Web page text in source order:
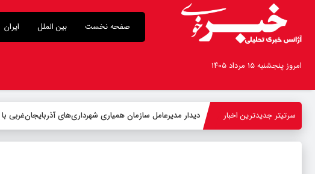
صفحه نخست بین الملل ایران
امروز پنجشنبه ۱۵ مرداد ۱۴۰۵
سرتیتر جدیدترین اخبار -